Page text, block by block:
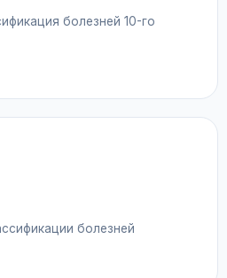
болезней 10-го
болезней